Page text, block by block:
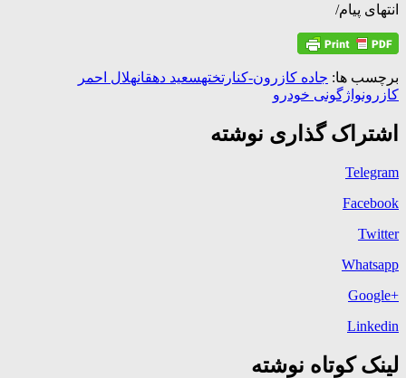
انتهای پیام/
برچسب ها: جاده کازرون-کنارتختهسعید دهقانهلال احمر
کازرونواژگونی خودرو
اشتراک گذاری نوشته
Telegram
Facebook
Twitter
Whatsapp
+Google
Linkedin
لینک کوتاه نوشته